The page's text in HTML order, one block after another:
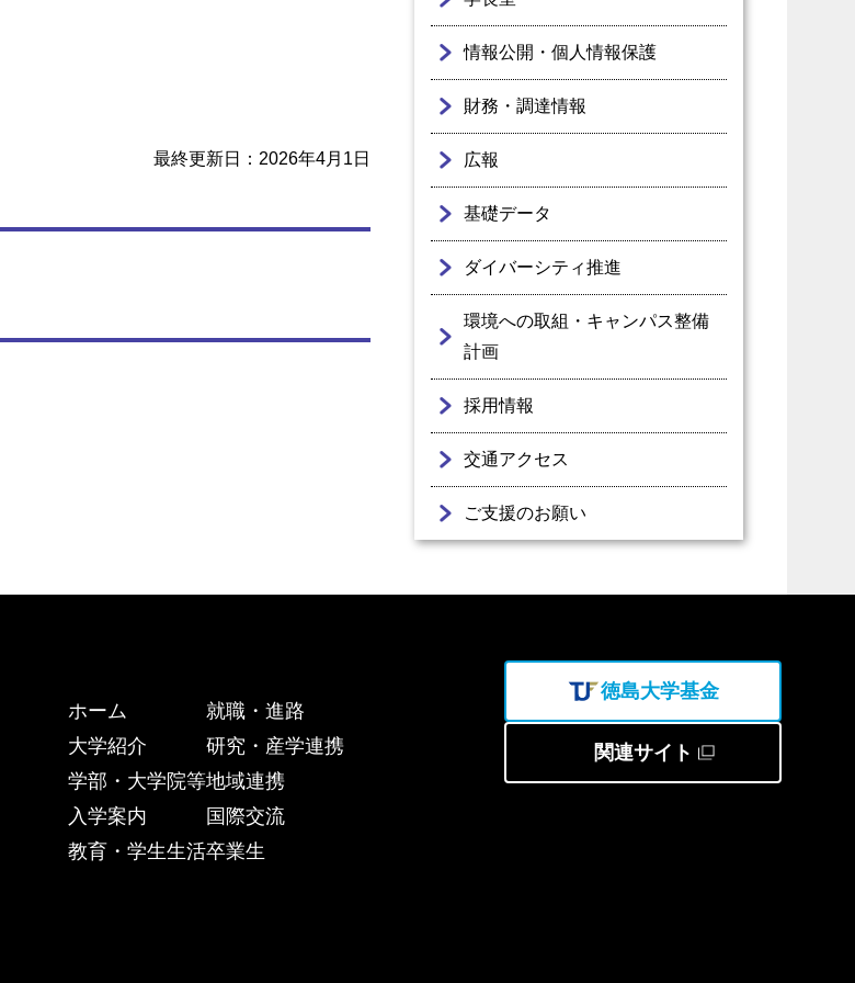
最終更新日：2026年4月1日
情報公開・個人情報保護
財務・調達情報
広報
基礎データ
ダイバーシティ推進
環境への取組・キャンパス整備
計画
採用情報
交通アクセス
ご支援のお願い
ホーム
大学紹介
学部・大学院等
入学案内
教育・学生生活
就職・進路
研究・産学連携
地域連携
国際交流
卒業生
徳島大学基金
関連サイト